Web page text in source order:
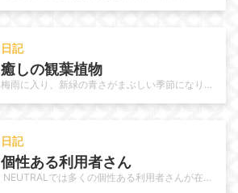
日記
癒しの観葉植物
梅雨に入り、新緑の青さがまぶしい季節になりました。 NEUTRALでも梅雨特有のジメっとする不快感に負けずに元気に作業に取り…
日記
個性ある利用者さん
NEUTRALでは多くの個性ある利用者さんが在籍されています。作業に於いて手先が器用な人、周りの方を愉快にさせる様な雰囲気…